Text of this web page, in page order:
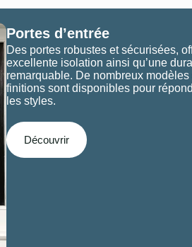
Portes d’entrée
Des portes robustes et sécurisées,
excellente isolation ainsi qu’une
remarquable. De nombreux modèles
finitions sont disponibles pour
les styles.
Découvrir